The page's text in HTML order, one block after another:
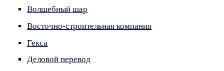
Волшебный шар
Восточно-строительная компания
Гекса
Деловой перевод